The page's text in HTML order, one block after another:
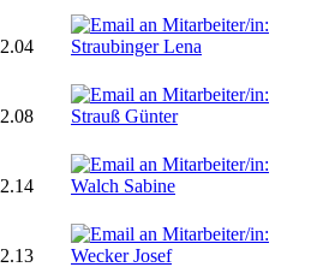
2.04
2.08
2.14
2.13